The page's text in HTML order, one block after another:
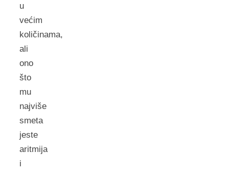
u
većim
količinama,
ali
ono
što
mu
najviše
smeta
jeste
aritmija
i